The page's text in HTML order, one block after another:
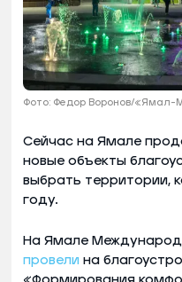
Фото: Федор Воронов/«Ямал-
Сейчас на Ямале
новые объекты
выбрать территории,
году.
На Ямале
провели на